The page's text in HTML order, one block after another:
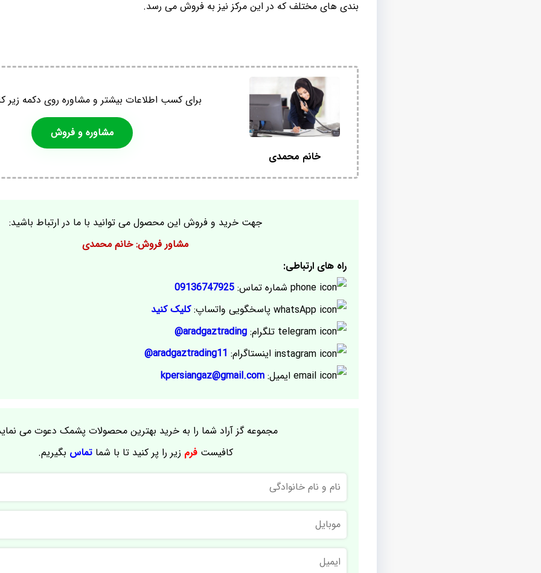
بندی های مختلف که در این مرکز نیز به فروش می رسد.
خانم محمدی
برای کسب اطلاعات بیشتر و مشاوره روی دکمه زیر
مشاوره و فروش
جهت خرید و فروش این محصول می توانید با ما در ارتباط باشید:
مشاور فروش: خانم محمدی
راه های ارتباطی:
شماره تماس: 09136747925
پاسخگویی واتساپ:کلیک کنید
تلگرام: aradgaztrading@
اینستاگرام: aradgaztrading11@
ایمیل: kpersiangaz@gmail.com
مجموعه گز آراد شما را به خرید بهترین محصولات پشمک دعوت می
کافیستفرم زیر را پر کنید تا با شماتماس بگیریم.
و
نام
خانوادگی
موبایل
ایمیل